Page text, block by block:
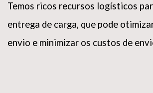
Temos ricos recursos logísticos
entrega de carga, que pode
envio e minimizar os custos de